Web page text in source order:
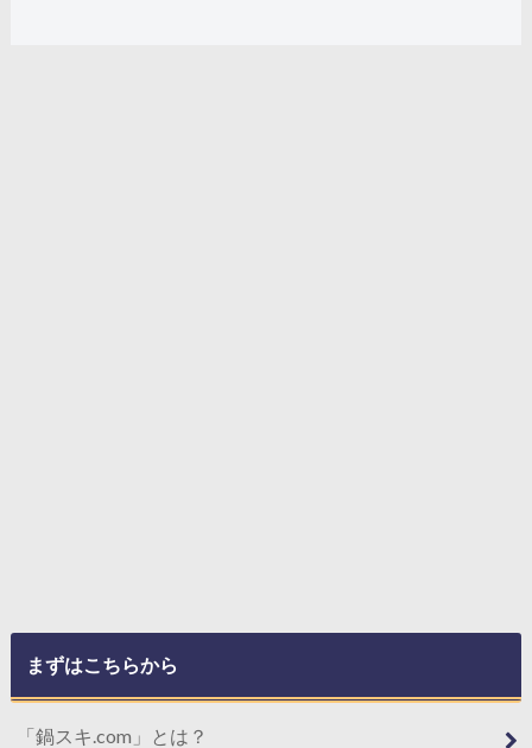
まずはこちらから
「鍋スキ.com」とは？